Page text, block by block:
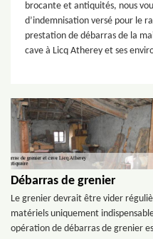
brocante et antiquités, nous
d’indemnisation versé pour le
prestation de débarras de la
cave à Licq Atherey et ses
Débarras de grenier
Le grenier devrait être vider
matériels uniquement
opération de débarras de grenier